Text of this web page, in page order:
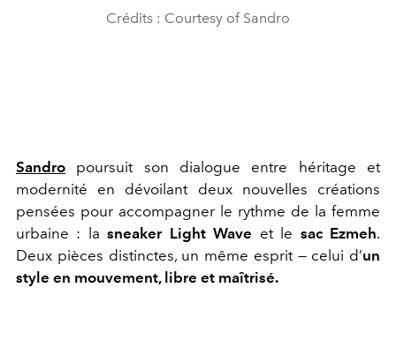
Crédits : Courtesy of Sandro
Sandro poursuit son dialogue entre héritage et
modernité en dévoilant deux nouvelles créations
pensées pour accompagner le rythme de la femme
urbaine : lasneaker Light Wave et le sac Ezmeh.
Deux pièces distinctes, un même esprit — celui d’un
style en mouvement, libre et maîtrisé.